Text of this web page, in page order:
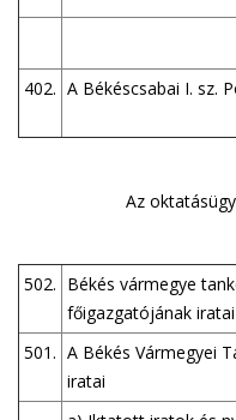
402. A Békéscsabai I. sz.
Az
502. Békés vármegye
főigazgatójának iratai
501. A Békés Vármegyei
iratai